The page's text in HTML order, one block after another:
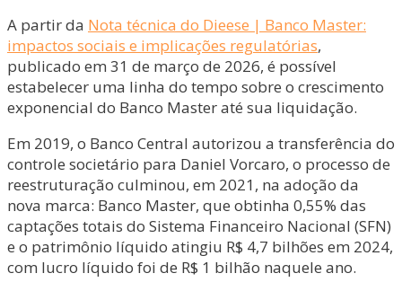
A partir da Nota técnica do Dieese | Banco Master:
impactos sociais e implicações regulatórias,
publicado em 31 de março de 2026, é possível
estabelecer uma linha do tempo sobre o crescimento
exponencial do Banco Master até sua liquidação.
Em 2019, o Banco Central autorizou a transferência do
controle societário para Daniel Vorcaro, o processo de
reestruturação culminou, em 2021, na adoção da
nova marca: Banco Master, que obtinha 0,55% das
captações totais do Sistema Financeiro Nacional (SFN)
e o patrimônio líquido atingiu R$ 4,7 bilhões em 2024,
com lucro líquido foi de R$ 1 bilhão naquele ano.